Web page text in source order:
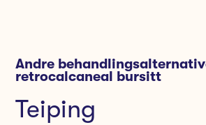
Andre
retrocalcaneal bursitt
Teiping